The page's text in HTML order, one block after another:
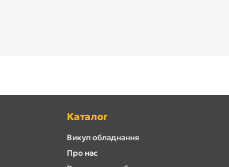
Каталог
Викуп обладнання
Про нас